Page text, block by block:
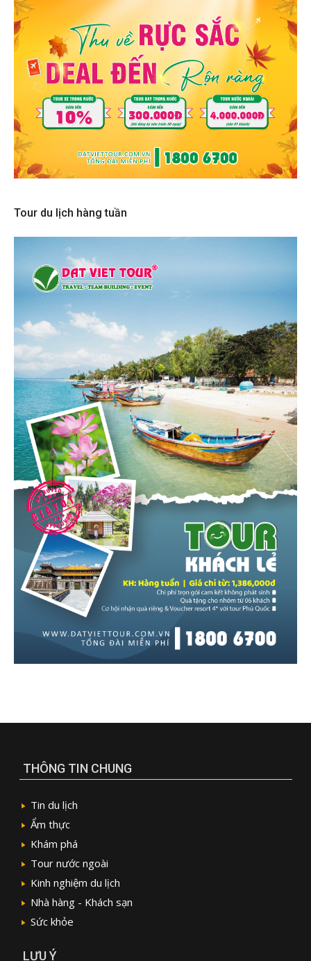
Tour du lịch hàng tuần
THÔNG TIN CHUNG
Tin du lịch
Ẩm thực
Khám phá
Tour nước ngoài
Kinh nghiệm du lịch
Nhà hàng - Khách sạn
Sức khỏe
LƯU Ý